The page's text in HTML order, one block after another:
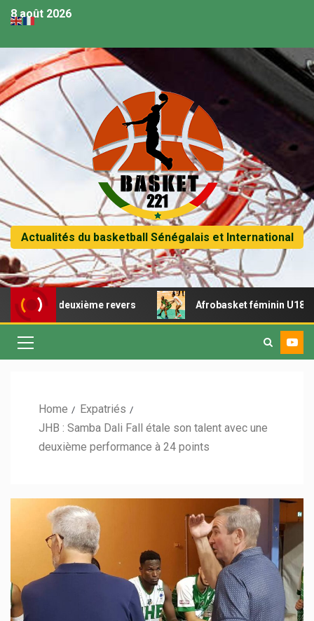
8 août 2026
Actualités du basketball Sénégalais et International
un deuxième revers Afrobasket féminin U18 –
Home
Expatriés
JHB : Samba Dali Fall étale son talent avec une
deuxième performance à 24 points